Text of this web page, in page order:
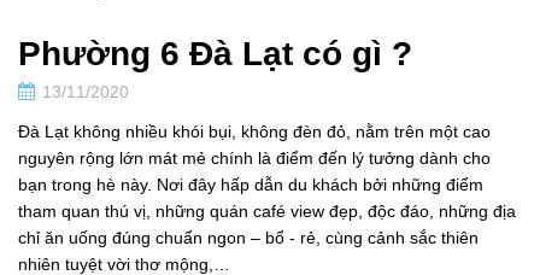
Phường 6 Đà Lạt có gì ?
13/11/2020
Đà Lạt không nhiều khói bụi, không đèn đỏ, nằm trên một cao
nguyên rộng lớn mát mẻ chính là điểm đến lý tưởng dành cho
bạn trong hè này. Nơi đây hấp dẫn du khách bởi những điểm
tham quan thú vị, những quán café view đẹp, độc đáo, những địa
chỉ ăn uống đúng chuẩn ngon – bổ - rẻ, cùng cảnh sắc thiên
nhiên tuyệt vời thơ mộng,…